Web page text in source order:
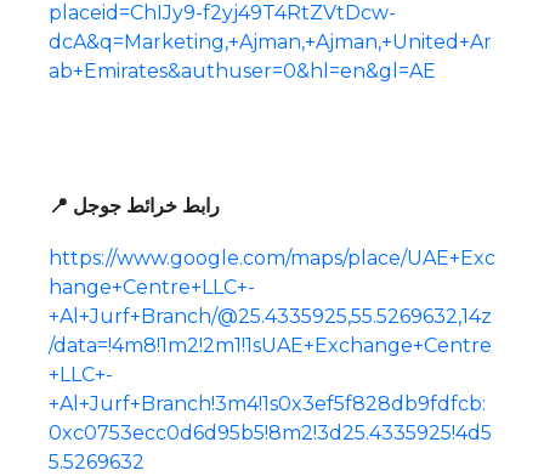
placeid=ChIJy9-f2yj49T4RtZVtDcw-
dcA&q=Marketing,+Ajman,+Ajman,+United+Ar
ab+Emirates&authuser=0&hl=en&gl=AE
📍 رابط خرائط جوجل
https://www.google.com/maps/place/UAE+Exc
hange+Centre+LLC+-
+Al+Jurf+Branch/@25.4335925,55.5269632,14z
/data=!4m8!1m2!2m1!1sUAE+Exchange+Centre
+LLC+-
+Al+Jurf+Branch!3m4!1s0x3ef5f828db9fdfcb:
0xc0753ecc0d6d95b5!8m2!3d25.4335925!4d5
5.5269632